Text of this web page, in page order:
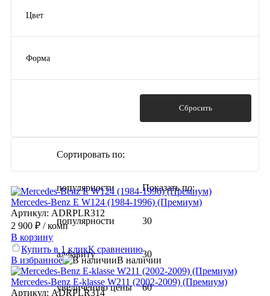
Цвет
Форма
Сбросить
Сортировать по:
популярности
популярности
алфавиту
увеличению цены
Показать по:
30
30
60
Mercedes-Benz E W124 (1984-1996) (Премиум)
Артикул: ADRPLR312
2 900 ₽ / комп
В корзину
Купить в 1 кликК сравнению
В избранное
В наличии
Mercedes-Benz E-klasse W211 (2002-2009) (Премиум)
Артикул: ADRPLR314